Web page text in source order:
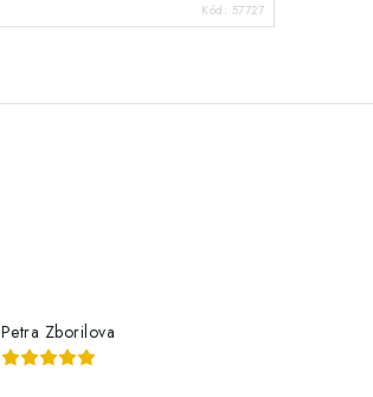
Kód: 57727
Petra Zborilova